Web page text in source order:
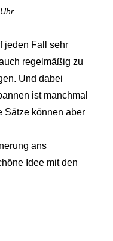
jeden Fall sehr
regelmäßig zu
Und dabei
ist manchmal
Sätze können aber
ans
Idee mit den